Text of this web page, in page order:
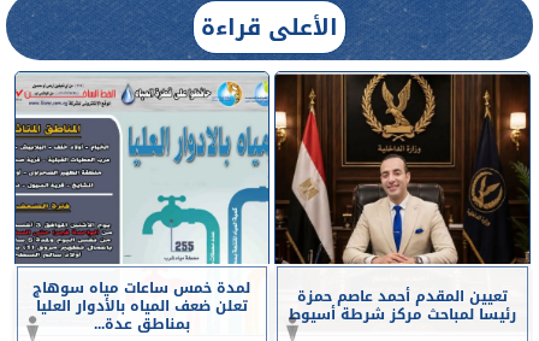
الأعلى قراءة
تعيين المقدم أحمد عاصم حمزة
رئيسا لمباحث مركز شرطة أسيوط
لمدة خمس ساعات مياه سوهاج
تعلن ضعف المياه بالأدوار العليا
بمناطق عدة...